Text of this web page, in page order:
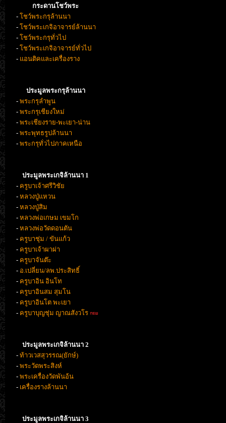
กระดานโชว์พระ
- โชว์พระกรุล้านนา
- โชว์พระเกจิอาจารย์ล้านนา
- โชว์พระกรุทั่วไป
- โชว์พระเกจิอาจารย์ทั่วไป
- แอนติคและเครื่องราง
ประมูลพระกรุล้านนา
- พระกรุลำพูน
- พระกรุเชียงใหม่
- พระเชียงราย-พะเยา-น่าน
- พระพุทธรูปล้านนา
- พระกรุทั่วไปภาคเหนือ
ประมูลพระเกจิล้านนา 1
- ครูบาเจ้าศรีวิชัย
- หลวงปู่แหวน
- หลวงปู่สิม
- หลวงพ่อเกษม เขมโก
- หลวงพ่อวัดดอนตัน
- ครูบาชุ่ม / ขันแก้ว
- ครูบาเจ้าผาผ่า
- ครูบาจันต๊ะ
- อ.เปลี่ยน/ลพ.ประสิทธิ์
- ครูบาอิน อินโท
- ครูบาอินสม สุมโน
- ครูบาอินโต พะเยา
- ครูบาบุญชุ่ม ญาณสังวโร
ประมูลพระเกจิล้านนา 2
- ท้าวเวสสุวรรณ(ยักษ์)
- พระวัดพระสิงห์
- พระเครื่องวัดพันอ้น
- เครื่องรางล้านนา
ประมูลพระเกจิล้านนา 3